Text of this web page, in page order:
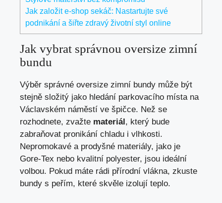
Jak založit e-shop sekáč: Nastartujte své
podnikání a šiřte zdravý životní styl online
Jak vybrat správnou oversize zimní​
bundu
Výběr správné oversize zimní bundy může ⁢být
stejně složitý jako hledání parkovacího ⁣místa na
Václavském náměstí ⁣ve špičce. Než ⁣se
rozhodnete, zvažte materiál, který bude
zabraňovat pronikání⁤ chladu i vlhkosti.
Nepromokavé a prodyšné materiály, jako je
Gore-Tex nebo kvalitní polyester, ⁢jsou ideální
volbou. Pokud máte rádi ⁢přírodní vlákna, zkuste
bundy s peřím, které skvěle izolují teplo.